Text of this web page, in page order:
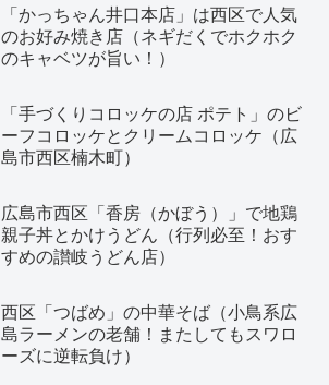
「かっちゃん井口本店」は西区で人気
のお好み焼き店（ネギだくでホクホク
のキャベツが旨い！）
「手づくりコロッケの店 ポテト」のビ
ーフコロッケとクリームコロッケ（広
島市西区楠木町）
広島市西区「香房（かぼう）」で地鶏
親子丼とかけうどん（行列必至！おす
すめの讃岐うどん店）
西区「つばめ」の中華そば（小鳥系広
島ラーメンの老舗！またしてもスワロ
ーズに逆転負け）